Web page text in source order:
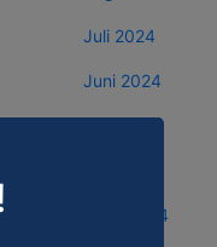
Juli 2024
Juni 2024
März 2024